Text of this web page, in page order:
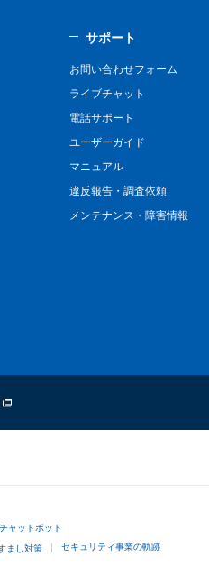
サポート
お問い合わせフォーム
ライブチャット
電話サポート
ユーザーガイド
マニュアル
違反報告・調査依頼
メンテナンス・障害情報
ャットボット
まし対策 セキュリティ事業の軌跡